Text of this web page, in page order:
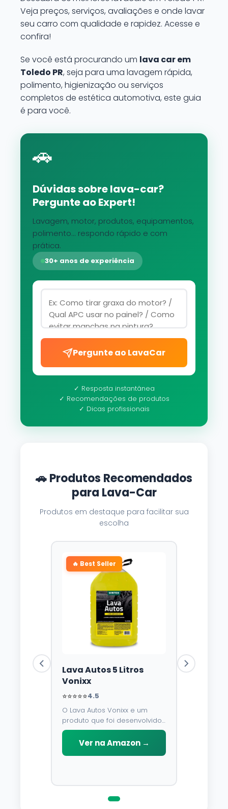
Veja preços, serviços, avaliações e onde lavar
seu carro com qualidade e rapidez. Acesse e
confira!
Se você está procurando um lava car em
Toledo PR, seja para uma lavagem rápida,
polimento, higienização ou serviços
completos de estética automotiva, este guia
é para você.
🚗
Dúvidas sobre lava-car?
Pergunte ao Expert!
Lavagem, motor, produtos, equipamentos,
polimento... respondo rápido e com
prática.
30+ anos de experiência
Pergunte ao LavaCar
✓ Resposta instantânea
✓ Recomendações de produtos
✓ Dicas profissionais
🚗 Produtos Recomendados
para Lava-Car
Produtos em destaque para facilitar sua
escolha
🔥 Best Seller
Lava Autos 5 Litros
Vonixx
⭐⭐⭐⭐⭐4.5
O Lava Autos Vonixx e um
produto que foi desenvolvido
para limpar, proteger e
conservar a lataria do veiculo.
Por possuir pH neutro, pode
Ver na Amazon →